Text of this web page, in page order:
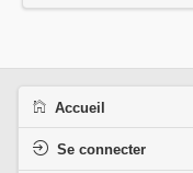
Accueil
Se connecter